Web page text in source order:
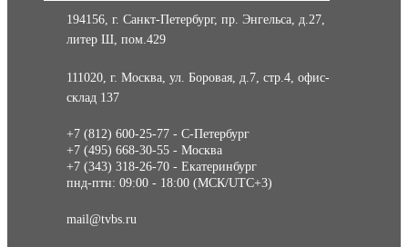
194156, г. Санкт-Петербург, пр. Энгельса, д.27,
литер Ш, пом.429
111020, г. Москва, ул. Боровая, д.7, стр.4, офис-
склад 137
+7 (812) 600-25-77 - С-Петербург
+7 (495) 668-30-55 - Москва
+7 (343) 318-26-70 - Екатеринбург
пнд-птн: 09:00 - 18:00 (МСК/UTC+3)
mail@tvbs.ru